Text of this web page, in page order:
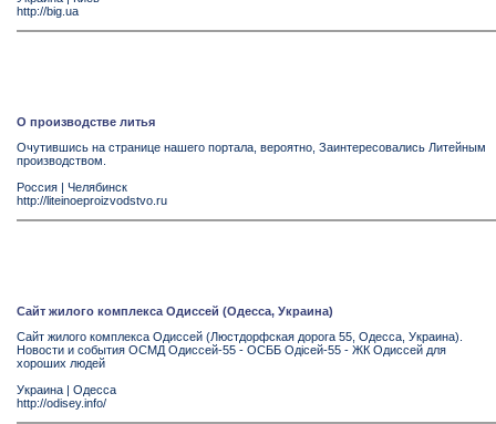
http://big.ua
О производстве литья
Очутившись на странице нашего портала, вероятно, Заинтересовались Литейным
производством.
Россия | Челябинск
http://liteinoeproizvodstvo.ru
Сайт жилого комплекса Одиссей (Одесса, Украина)
Сайт жилого комплекса Одиссей (Люстдорфская дорога 55, Одесса, Украина).
Новости и события ОСМД Одиссей-55 - ОСББ Одiсей-55 - ЖК Одиссей для
хороших людей
Украина | Одесса
http://odisey.info/